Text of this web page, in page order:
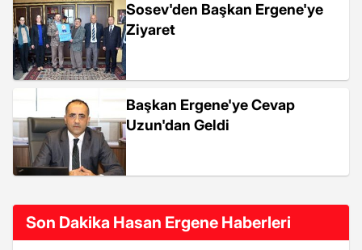
Sosev'den Başkan Ergene'ye
Ziyaret
Başkan Ergene'ye Cevap
Uzun'dan Geldi
Son Dakika Hasan Ergene Haberleri